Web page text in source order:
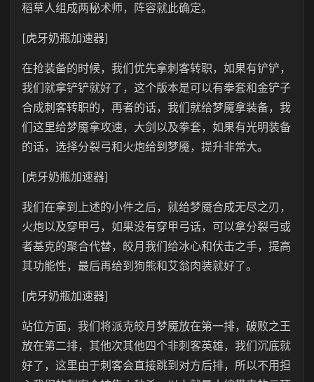
稻草人组成两秘术师，阵容就此确定。
[虎牙奶瓶加速器]
在抢装备的时候，我们优先拿刺客转职，如果有铲铲，
我们就拿铲铲就好了，这个版本是可以有拳套和金铲子
合成刺客转职的，再者的话，我们就给梦魇拿装备，我
们这里给梦魇拿攻速，大剑以及拳套，如果有光明装备
的话，选择分裂弓和火炮给到梦魇，提升非常大。
[虎牙奶瓶加速器]
我们在拿到上述的小件之后，就给梦魇合成无尽之刃，
火炮以及穿甲弓，如果没有穿甲弓话，可以拿分裂弓或
者基克的聚合代替，皎月我们给冰心和伏击之手，提高
其功能性，最后再给到狗熊和艾翁肉装就好了。
[虎牙奶瓶加速器]
站位方面，我们将派克皎月梦魇放在第一排，破败之王
放在第二排，其他次其他四个非刺客英雄，我们沉底就
好了，这里由于刺客会直接跳到对方后排，所以不用担